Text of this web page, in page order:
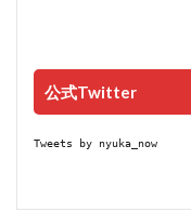
公式Twitter
Tweets by nyuka_now